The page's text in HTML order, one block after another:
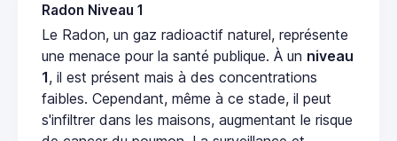
Radon Niveau 1
Le Radon, un gaz radioactif naturel, représente
une menace pour la santé publique. À un niveau
1, il est présent mais à des concentrations
faibles. Cependant, même à ce stade, il peut
s'infiltrer dans les maisons, augmentant le risque